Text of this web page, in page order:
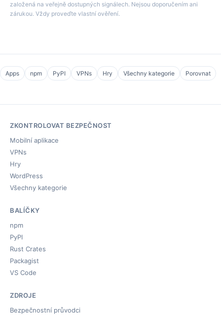
založená na veřejně dostupných signálech. Nejsou doporučením ani
zárukou. Vždy proveďte vlastní ověření.
Apps npm PyPI VPNs Hry Všechny kategorie Porovnat
ZKONTROLOVAT BEZPEČNOST
Mobilní aplikace
VPNs
Hry
WordPress
Všechny kategorie
BALÍČKY
npm
PyPI
Rust Crates
Packagist
VS Code
ZDROJE
Bezpečnostní průvodci